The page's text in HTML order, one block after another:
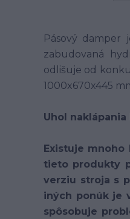
Pásový damper
zabudovaná
odlišuje od
1000x670x445
Uhol
Existuje
tieto produkty
verziu stroja s
iných ponúk je
spôsobuje